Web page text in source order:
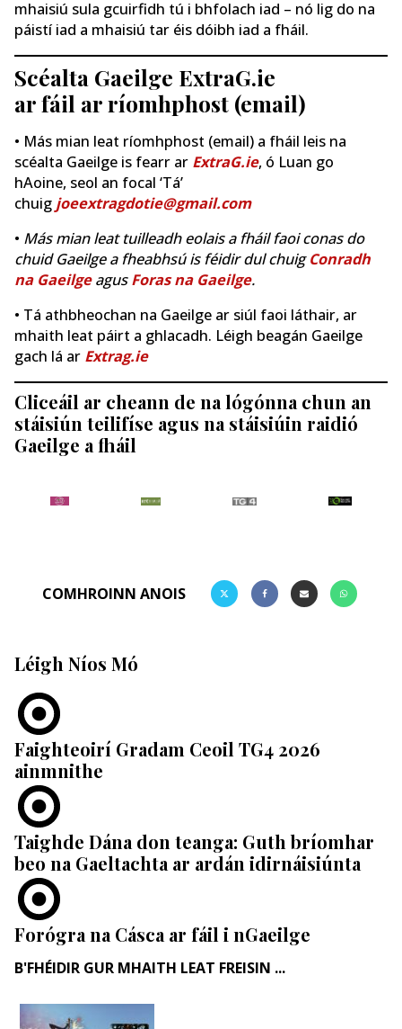
mhaisiú sula gcuirfidh tú i bhfolach iad – nó lig do na
páistí iad a mhaisiú tar éis dóibh iad a fháil.
Scéalta Gaeilge ExtraG.ie
ar fáil ar ríomhphost (email)
• Más mian leat ríomhphost (email) a fháil leis na
scéalta Gaeilge is fearr ar ExtraG.ie, ó Luan go
hAoine, seol an focal ‘Tá’
chuig joeextragdotie@gmail.com
• Más mian leat tuilleadh eolais a fháil faoi conas do
chuid Gaeilge a fheabhsú is féidir dul chuigConradh
na GaeilgeagusForas na Gaeilge.
• Tá athbheochan na Gaeilge ar siúl faoi láthair, ar
mhaith leat páirt a ghlacadh. Léigh beagán Gaeilge
gach lá ar Extrag.ie
Cliceáil ar cheann de na lógónna chun an
stáisiún teilifíse agus na stáisiúin raidió
Gaeilge a fháil
COMHROINN ANOIS
Léigh Níos Mó
Faighteoirí Gradam Ceoil TG4 2026
ainmnithe
Taighde Dána don teanga: Guth bríomhar
beo na Gaeltachta ar ardán idirnáisiúnta
Forógra na Cásca ar fáil i nGaeilge
B'FHÉIDIR GUR MHAITH LEAT FREISIN ...